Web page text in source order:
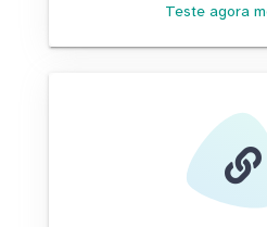
Teste agora